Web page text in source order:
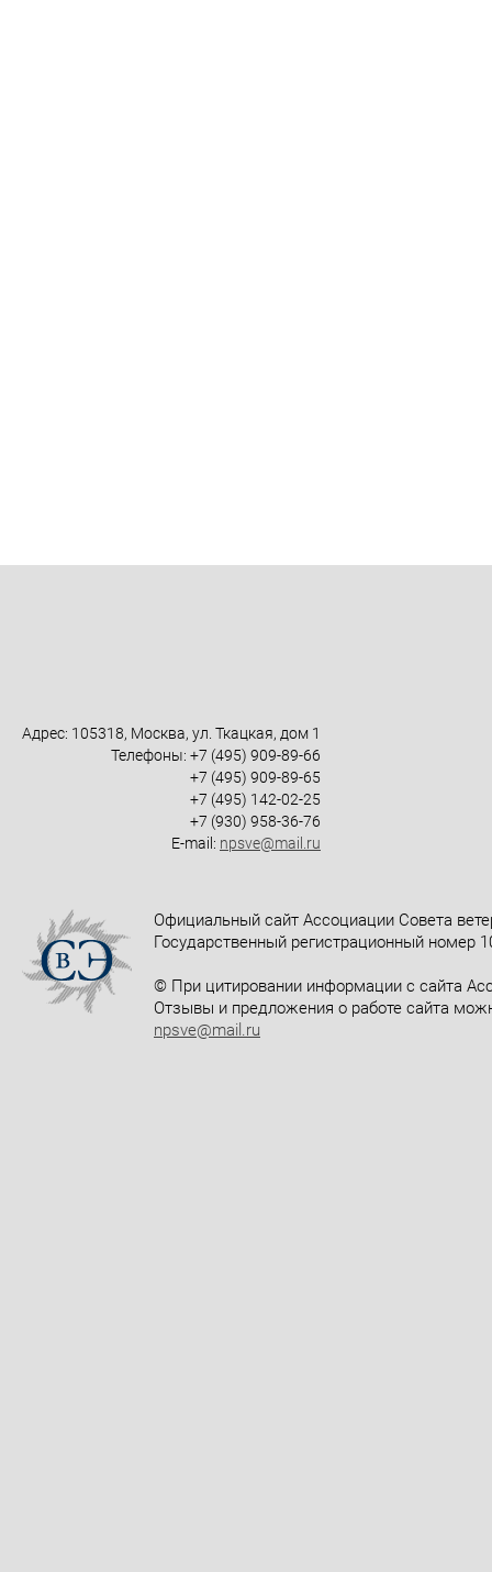
Официальный сайт Ассоциации Совета
Государственный регистрационный номер
© При цитировании информации с сайта
Отзывы и предложения о работе сайта
npsve@mail.ru
Адрес: 105318, Москва, ул. Ткацкая, дом 1
Телефоны: +7 (495) 909-89-66
+7 (495) 909-89-65
+7 (495) 142-02-25
+7 (930) 958-36-76
E-mail: npsve@mail.ru